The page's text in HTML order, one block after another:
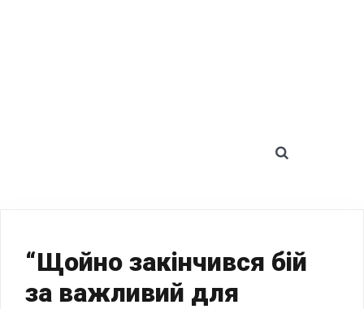
“Щойно закінчився бій
за важливий для